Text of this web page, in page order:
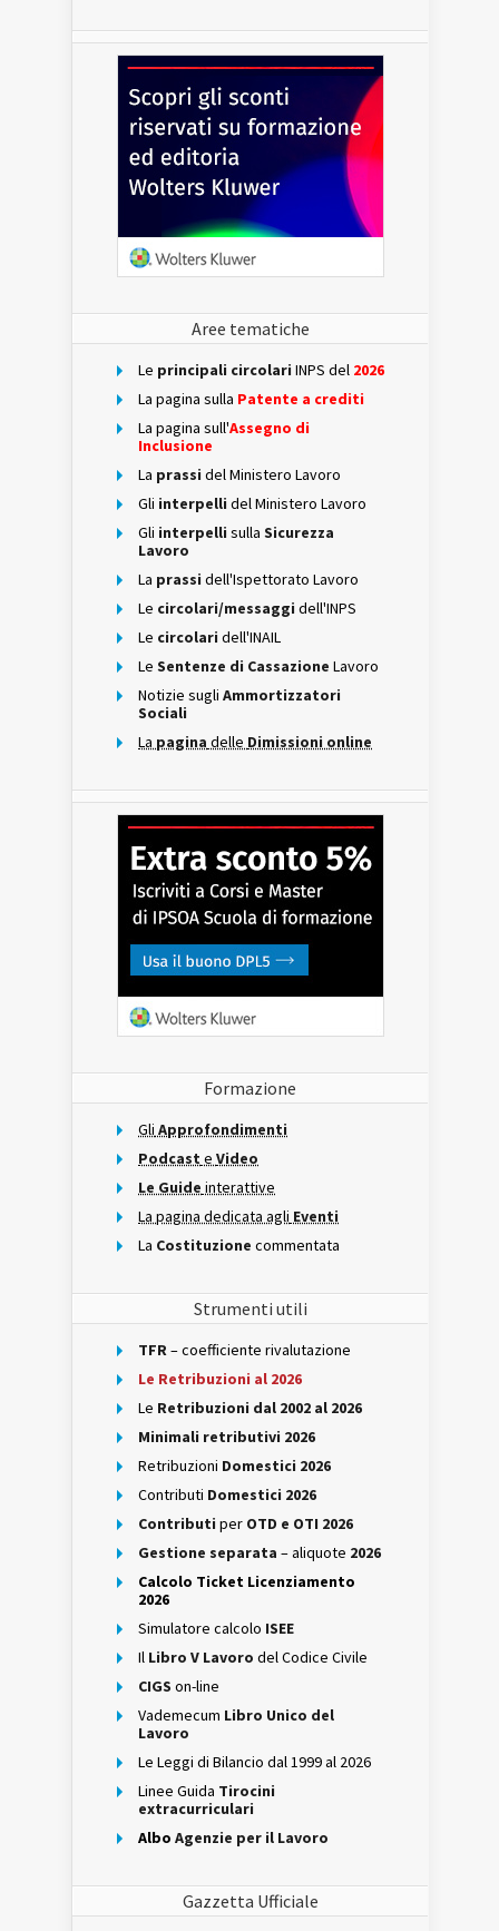
Aree tematiche
Le principali circolari INPS del 2026
La pagina sulla Patente a crediti
La pagina sull'Assegno di
Inclusione
La prassi del Ministero Lavoro
Gli interpelli del Ministero Lavoro
Gli interpelli sulla Sicurezza
Lavoro
La prassi dell'Ispettorato Lavoro
Le circolari/messaggi dell'INPS
Le circolari dell'INAIL
Le Sentenze di Cassazione Lavoro
Notizie sugli Ammortizzatori
Sociali
La pagina delle Dimissioni online
Formazione
Gli Approfondimenti
Podcast e Video
Le Guide interattive
La pagina dedicata agli Eventi
La Costituzione commentata
Strumenti utili
TFR– coefficiente rivalutazione
Le Retribuzioni al 2026
Le Retribuzioni dal 2002 al 2026
Minimali retributivi 2026
Retribuzioni Domestici 2026
Contributi Domestici 2026
Contributi per OTD e OTI 2026
Gestione separata – aliquote 2026
Calcolo Ticket Licenziamento
2026
Simulatore calcolo ISEE
Il Libro V Lavoro del Codice Civile
CIGS on-line
Vademecum Libro Unico del
Lavoro
Le Leggi di Bilancio dal 1999 al 2026
Linee Guida Tirocini
extracurriculari
Albo Agenzie per il Lavoro
Gazzetta Ufficiale